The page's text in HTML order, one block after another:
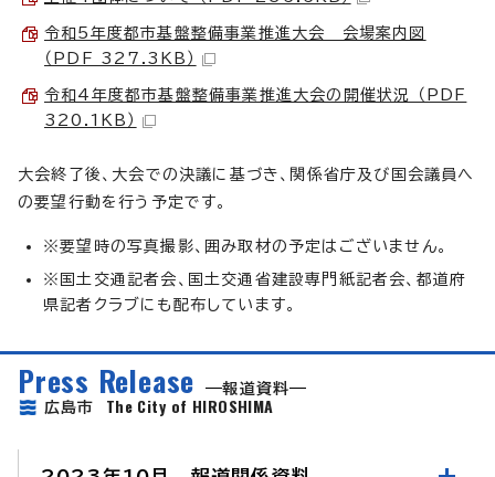
令和5年度都市基盤整備事業推進大会 会場案内図
（PDF 327.3KB）
令和4年度都市基盤整備事業推進大会の開催状況 （PDF
320.1KB）
大会終了後、大会での決議に基づき、関係省庁及び国会議員へ
の要望行動を行う予定です。
※要望時の写真撮影、囲み取材の予定はございません。
※国土交通記者会、国土交通省建設専門紙記者会、都道府
県記者クラブにも配布しています。
Press Release
報道資料
広島市 The City of HIROSHIMA